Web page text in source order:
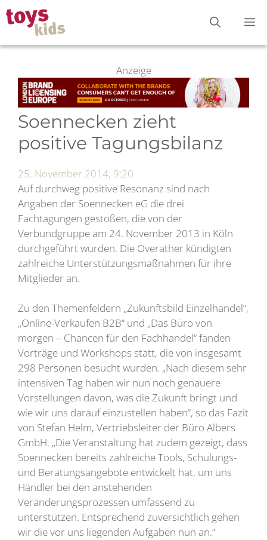
Zum
Inhalt
springen
Anzeige
Soennecken zieht
positive Tagungsbilanz
25. November 2014, 9:20
Auf durchweg positive Resonanz sind nach
Angaben der Soennecken eG die drei
Fachtagungen gestoßen, die von der
Verbundgruppe am 24. November 2013 in Köln
durchgeführt wurden. Die Overather kündigten
zahlreiche Unterstützungsmaßnahmen für ihre
Mitglieder an.
Zu den Themenfeldern „Zukunftsbild Einzelhandel“,
„Online-Verkaufen B2B“ und „Das Büro von
morgen – Chancen für den Fachhandel“ fanden
Vorträge und Workshops statt, die von insgesamt
298 Personen besucht wurden. „Nach diesem sehr
intensiven Tag haben wir nun noch genauere
Vorstellungen davon, was die Zukunft bringt und
wie wir uns darauf einzustellen haben“, so das Fazit
von Stefan Helm, Vertriebsleiter der Büro Albers
GmbH. „Die Veranstaltung hat zudem gezeigt, dass
Soennecken bereits zahlreiche Tools, Schulungs-
und Beratungsangebote entwickelt hat, um uns
Händler bei den anstehenden
Veränderungsprozessen umfassend zu
unterstützen. Entsprechend zuversichtlich gehen
wir die vor uns liegenden Aufgaben nun an.“